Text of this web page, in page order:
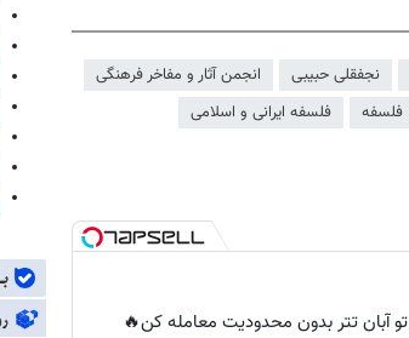
نجفقلی حبیبی
انجمن آثار و مفاخر فرهنگی
فلسفه
فلسفه ایرانی و اسلامی
تو آبان تتر بدون محدودیت معامله کن🔥